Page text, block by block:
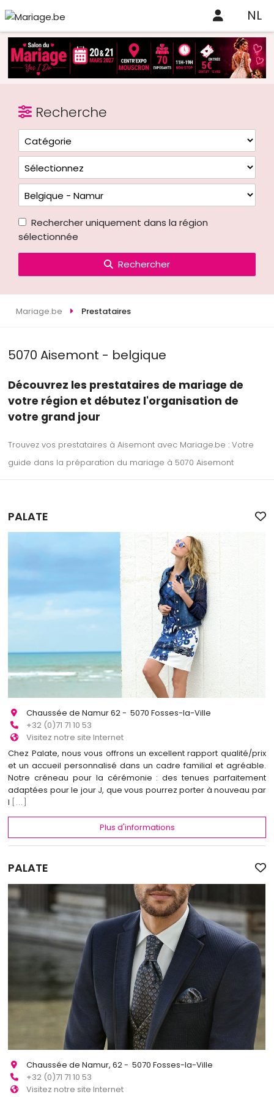
NL
Recherche
Rechercher uniquement dans la région
sélectionnée
Rechercher
Mariage.be Prestataires
5070 Aisemont - belgique
Découvrez les prestataires de mariage de
votre région et débutez l'organisation de
votre grand jour
Trouvez vos prestataires à Aisemont avec Mariage.be : Votre
guide dans la préparation du mariage à 5070 Aisemont
PALATE
Chaussée de Namur 62 - 5070 Fosses-la-Ville
+32 (0)71 71 10 53
Visitez notre site Internet
Chez Palate, nous vous offrons un excellent rapport qualité/prix
et un accueil personnalisé dans un cadre familial et agréable.
Notre créneau pour la cérémonie : des tenues parfaitement
adaptées pour le jour J, que vous pourrez porter à nouveau par
l
[...]
Plus d'informations
PALATE
Chaussée de Namur, 62 - 5070 Fosses-la-Ville
+32 (0)71 71 10 53
Visitez notre site Internet